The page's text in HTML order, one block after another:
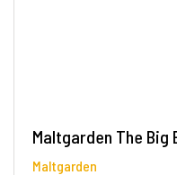
Maltgarden The Big
Maltgarden